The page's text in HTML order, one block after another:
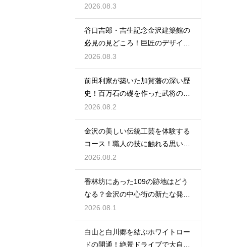
やし空間
2026.08.3
谷口吉郎・吉生記念金沢建築館の
必見の見どころ！巨匠のデザイン
の神髄
2026.08.3
前田利家が築いた加賀藩の深い歴
史！百万石の礎を作った武将の生
涯に迫る
2026.08.2
金沢の美しい伝統工芸を体験する
コース！職人の技に触れる思い出
作りの旅
2026.08.2
香林坊にあった109の跡地はどう
なる？金沢の中心街の新たな発展
と未来
2026.08.1
白山と白川郷を結ぶホワイトロー
ドの開通！絶景ドライブで大自然